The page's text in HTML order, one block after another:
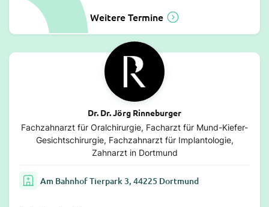
Weitere Termine
Dr. Dr. Jörg Rinneburger
Fachzahnarzt für Oralchirurgie, Facharzt für Mund-Kiefer-
Gesichtschirurgie, Fachzahnarzt für Implantologie,
Zahnarzt in Dortmund
Am Bahnhof Tierpark 3, 44225 Dortmund